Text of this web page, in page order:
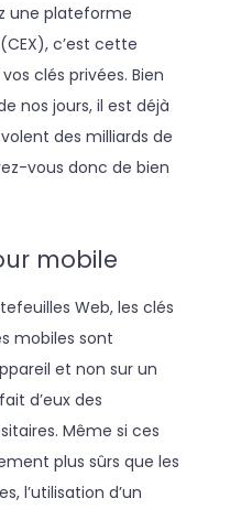
une plateforme
c’est cette
clés privées. Bien
nos jours, il est déjà
des milliards de
vous donc de bien
mobile
Web, les clés
mobiles sont
et non sur un
d’eux des
Même si ces
plus sûrs que les
l’utilisation d’un